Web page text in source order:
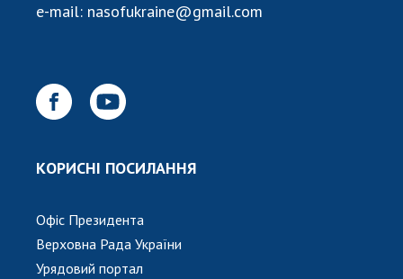
e-mail: nasofukraine@gmail.com
КОРИСНІ ПОСИЛАННЯ
Офіс Президента
Верховна Рада України
Урядовий портал